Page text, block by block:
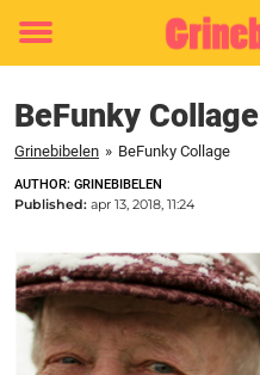
Toggle
BeFunky Collage
Grinebibelen » BeFunky Collage
AUTHOR: GRINEBIBELEN
Published: apr 13, 2018, 11:24